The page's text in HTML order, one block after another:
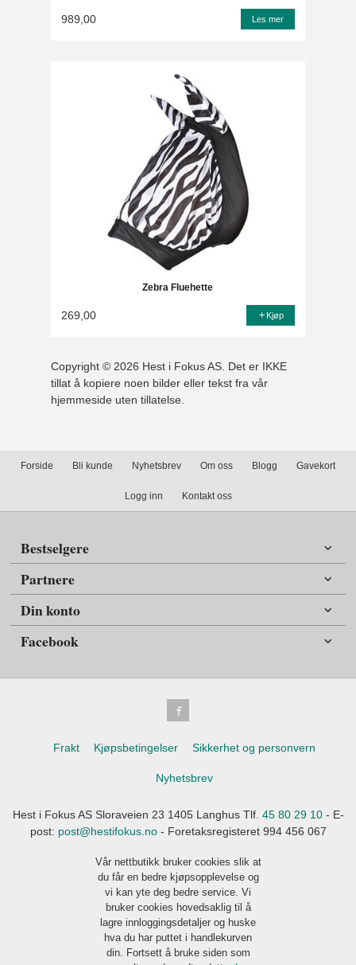
989,00 Les mer
Zebra Fluehette
269,00 Kjøp
Copyright © 2026 Hest i Fokus AS. Det er IKKE
tillat å kopiere noen bilder eller tekst fra vår
hjemmeside uten tillatelse.
Forside Bli kunde Nyhetsbrev Om oss Blogg Gavekort
Logg inn Kontakt oss
Bestselgere
Partnere
Din konto
Facebook
Frakt Kjøpsbetingelser Sikkerhet og personvern
Nyhetsbrev
Hest i Fokus AS Sloraveien 23 1405 Langhus Tlf. 45 80 29 10- E-
post: post@hestifokus.no- Foretaksregisteret 994 456 067
Vår nettbutikk bruker cookies slik at
du får en bedre kjøpsopplevelse og
vi kan yte deg bedre service. Vi
bruker cookies hovedsaklig til å
lagre innloggingsdetaljer og huske
hva du har puttet i handlekurven
din. Fortsett å bruke siden som